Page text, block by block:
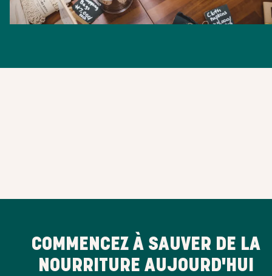
COMMENCEZ À SAUVER DE LA
NOURRITURE AUJOURD'HUI